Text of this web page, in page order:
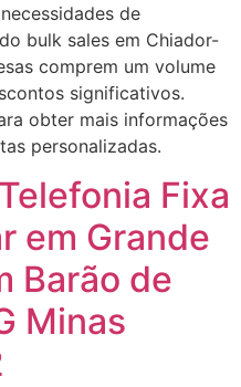
de
bulk sales em Chiador-
comprem um volume
significativos.
obter mais informações
personalizadas.
Fixa
em Grande
Barão de
Minas